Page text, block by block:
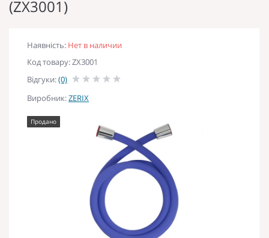
(ZX3001)
Наявність: Нет в наличии
Код товару: ZX3001
Відгуки:(0)
Виробник:ZERIX
Продано